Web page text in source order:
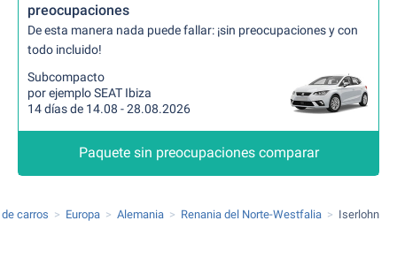
preocupaciones
De esta manera nada puede fallar: ¡sin preocupaciones y con
todo incluido!
Subcompacto
por ejemplo SEAT Ibiza
14 días de 14.08 - 28.08.2026
Paquete sin preocupaciones comparar
carros Europa Alemania Renania del Norte-Westfalia Iserlohn